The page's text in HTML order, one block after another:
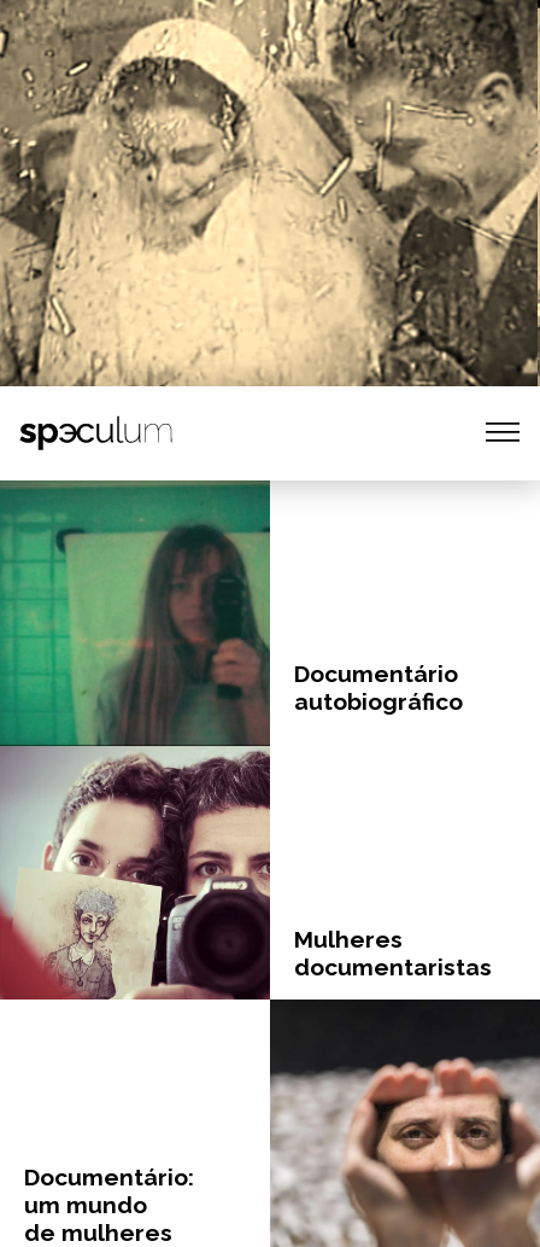
Mulheres
documentaristas
Documentário
autobiográfico
Documentário:
um mundo
de mulheres